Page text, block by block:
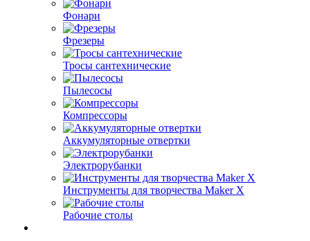
Фонари
Фрезеры
Тросы сантехнические
Пылесосы
Компрессоры
Аккумуляторные отвертки
Электрорубанки
Инструменты для творчества Maker X
Рабочие столы